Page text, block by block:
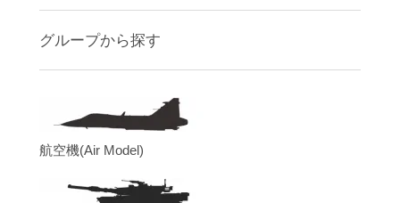
グループから探す
航空機(Air Model)